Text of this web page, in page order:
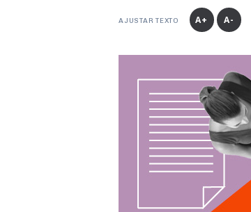
AJUSTAR TEXTO A+ A-